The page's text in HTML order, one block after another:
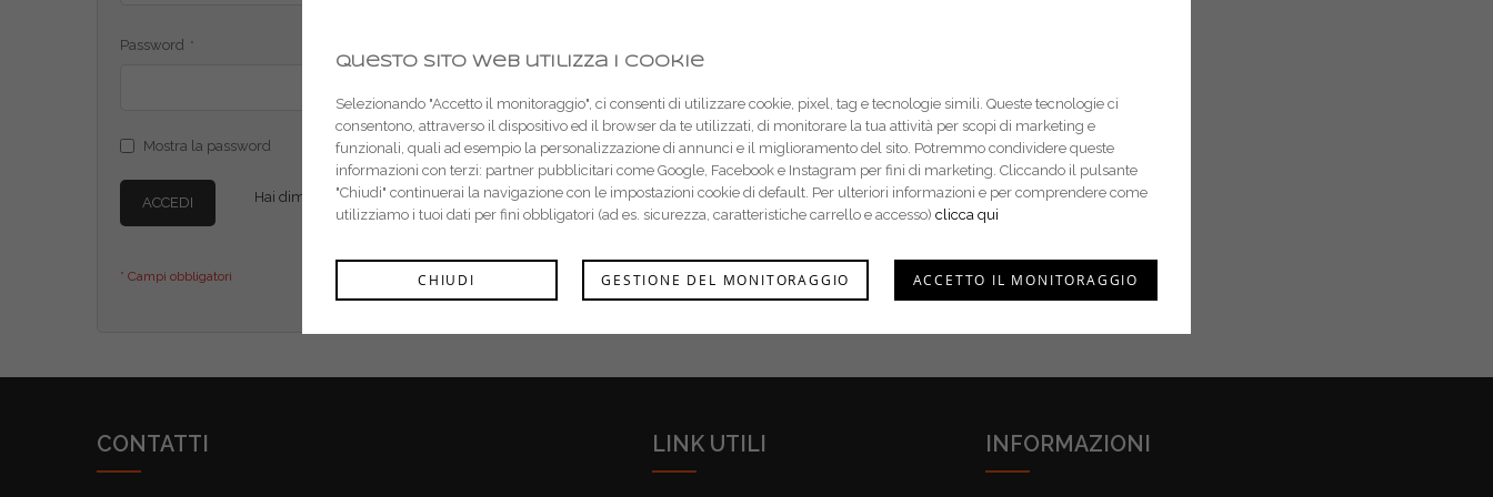
Password
Mostra la password
ACCEDI Hai dimenticato la password?
CONTATTI LINK UTILI INFORMAZIONI
Questo sito web utilizza i cookie
Selezionando "Accetto il monitoraggio", ci consenti di utilizzare cookie, pixel, tag e tecnologie simili. Queste tecnologie ci
consentono, attraverso il dispositivo ed il browser da te utilizzati, di monitorare la tua attività per scopi di marketing e
funzionali, quali ad esempio la personalizzazione di annunci e il miglioramento del sito. Potremmo condividere queste
informazioni con terzi: partner pubblicitari come Google, Facebook e Instagram per fini di marketing. Cliccando il pulsante
"Chiudi" continuerai la navigazione con le impostazioni cookie di default. Per ulteriori informazioni e per comprendere come
utilizziamo i tuoi dati per fini obbligatori (ad es. sicurezza, caratteristiche carrello e accesso) clicca qui
CHIUDI GESTIONE DEL MONITORAGGIO ACCETTO IL MONITORAGGIO